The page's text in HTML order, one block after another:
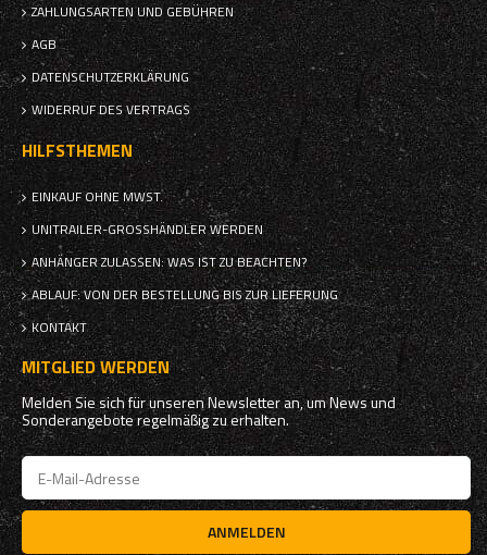
ZAHLUNGSARTEN UND GEBÜHREN
AGB
DATENSCHUTZERKLÄRUNG
WIDERRUF DES VERTRAGS
HILFSTHEMEN
EINKAUF OHNE MWST.
UNITRAILER-GROSSHÄNDLER WERDEN
ANHÄNGER ZULASSEN: WAS IST ZU BEACHTEN?
ABLAUF: VON DER BESTELLUNG BIS ZUR LIEFERUNG
KONTAKT
MITGLIED WERDEN
Melden Sie sich für unseren Newsletter an, um News und
Sonderangebote regelmäßig zu erhalten.
ANMELDEN